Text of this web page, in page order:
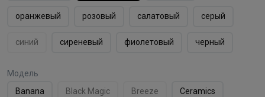
оранжевый розовый салатовый серый
синий сиреневый фиолетовый черный
Модель
Banana
Black Magic Breeze Ceramics